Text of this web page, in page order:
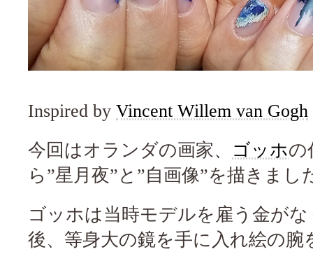
Inspired by Vincent Willem van Gogh
今回はオランダの画家、
ゴッホの
ら”星月夜”と”自画像”を描きまし
ゴッホは当時モデルを雇う金が
後、等身大の鏡を手に入れ絵の腕